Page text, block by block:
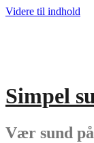
Videre til indhold
Simpel
Vær sund